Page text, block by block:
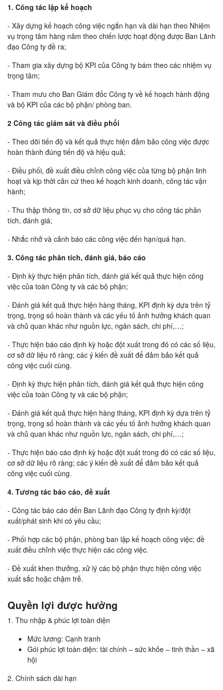
1. Công tác lập kế hoạch
- Xây dựng kế hoạch công việc ngắn hạn và dài hạn theo Nhiệm
vụ trọng tâm hàng năm theo chiến lược hoạt động được Ban Lãnh
đạo Công ty đề ra;
- Tham gia xây dựng bộ KPI của Công ty bám theo các nhiệm vụ
trọng tâm;
- Tham mưu cho Ban Giám đốc Công ty về kế hoạch hành động
và bộ KPI của các bộ phận/ phòng ban.
2 Công tác giám sát và điều phối
- Theo dõi tiến độ và kết quả thực hiện đảm bảo công việc được
hoàn thành đúng tiến độ và hiệu quả;
- Điều phối, đề xuất điều chỉnh công việc của từng bộ phận linh
hoạt và kịp thời căn cứ theo kế hoạch kinh doanh, công tác vận
hành;
- Thu thập thông tin, cơ sở dữ liệu phục vụ cho công tác phân
tích, đánh giá;
- Nhắc nhở và cảnh báo các công việc đến hạn/quá hạn.
3. Công tác phân tích, đánh giá, báo cáo
- Định kỳ thực hiện phân tích, đánh giá kết quả thực hiện công
việc của toàn Công ty và các bộ phận;
- Đánh giá kết quả thực hiện hàng tháng, KPI định kỳ dựa trên tỷ
trọng, trọng số hoàn thành và các yếu tố ảnh hưởng khách quan
và chủ quan khác như nguồn lực, ngân sách, chi phí,…;
- Thực hiện báo cáo định kỳ hoặc đột xuất trong đó có các số liệu,
cơ sở dữ liệu rõ ràng; các ý kiến đề xuất để đảm bảo kết quả
công việc cuối cùng.
- Định kỳ thực hiện phân tích, đánh giá kết quả thực hiện công
việc của toàn Công ty và các bộ phận;
- Đánh giá kết quả thực hiện hàng tháng, KPI định kỳ dựa trên tỷ
trọng, trọng số hoàn thành và các yếu tố ảnh hưởng khách quan
và chủ quan khác như nguồn lực, ngân sách, chi phí,…;
- Thực hiện báo cáo định kỳ hoặc đột xuất trong đó có các số liệu,
cơ sở dữ liệu rõ ràng; các ý kiến đề xuất để đảm bảo kết quả
công việc cuối cùng.
4. Tương tác báo cáo, đề xuất
- Công tác báo cáo đến Ban Lãnh đạo Công ty định kỳ/đột
xuất/phát sinh khi có yêu cầu;
- Phối hợp các bộ phận, phòng ban lập kế hoạch công việc; đề
xuất điều chỉnh việc thực hiện các công việc.
- Đề xuất khen thưởng, xử lý các bộ phận thực hiện công việc
xuất sắc hoặc chậm trễ.
Quyền lợi được hưởng
1. Thu nhập & phúc lợi toàn diện
Mức lương: Cạnh tranh
Gói phúc lợi toàn diện: tài chính – sức khỏe – tinh thần – xã
hội
2. Chính sách dài hạn